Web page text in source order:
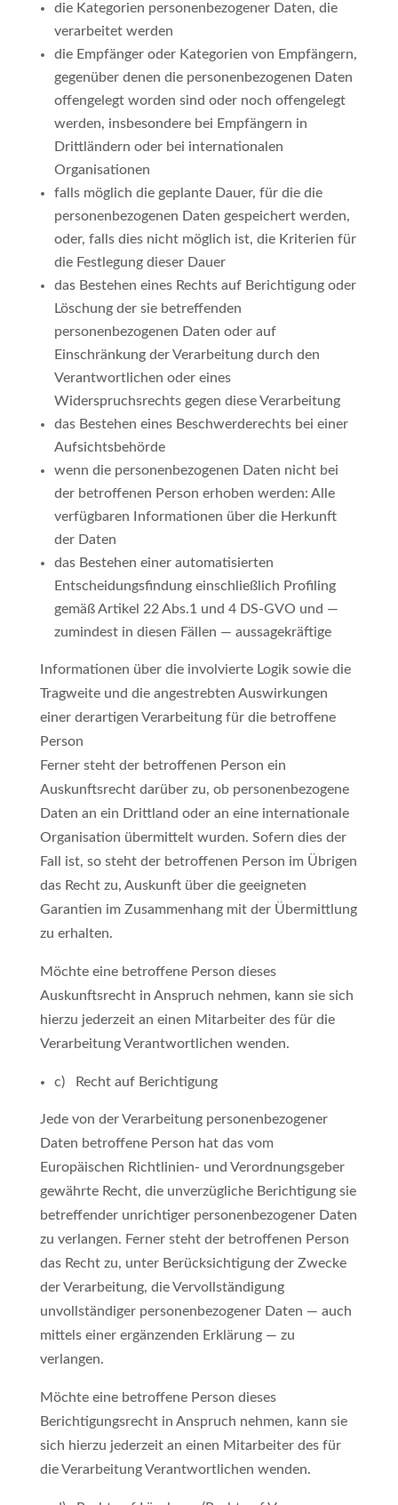
die Kategorien personenbezogener Daten, die
verarbeitet werden
die Empfänger oder Kategorien von Empfängern,
gegenüber denen die personenbezogenen Daten
offengelegt worden sind oder noch offengelegt
werden, insbesondere bei Empfängern in
Drittländern oder bei internationalen
Organisationen
falls möglich die geplante Dauer, für die die
personenbezogenen Daten gespeichert werden,
oder, falls dies nicht möglich ist, die Kriterien für
die Festlegung dieser Dauer
das Bestehen eines Rechts auf Berichtigung oder
Löschung der sie betreffenden
personenbezogenen Daten oder auf
Einschränkung der Verarbeitung durch den
Verantwortlichen oder eines
Widerspruchsrechts gegen diese Verarbeitung
das Bestehen eines Beschwerderechts bei einer
Aufsichtsbehörde
wenn die personenbezogenen Daten nicht bei
der betroffenen Person erhoben werden: Alle
verfügbaren Informationen über die Herkunft
der Daten
das Bestehen einer automatisierten
Entscheidungsfindung einschließlich Profiling
gemäß Artikel 22 Abs.1 und 4 DS-GVO und —
zumindest in diesen Fällen — aussagekräftige
Informationen über die involvierte Logik sowie die
Tragweite und die angestrebten Auswirkungen
einer derartigen Verarbeitung für die betroffene
Person
Ferner steht der betroffenen Person ein
Auskunftsrecht darüber zu, ob personenbezogene
Daten an ein Drittland oder an eine internationale
Organisation übermittelt wurden. Sofern dies der
Fall ist, so steht der betroffenen Person im Übrigen
das Recht zu, Auskunft über die geeigneten
Garantien im Zusammenhang mit der Übermittlung
zu erhalten.
Möchte eine betroffene Person dieses
Auskunftsrecht in Anspruch nehmen, kann sie sich
hierzu jederzeit an einen Mitarbeiter des für die
Verarbeitung Verantwortlichen wenden.
c) Recht auf Berichtigung
Jede von der Verarbeitung personenbezogener
Daten betroffene Person hat das vom
Europäischen Richtlinien- und Verordnungsgeber
gewährte Recht, die unverzügliche Berichtigung sie
betreffender unrichtiger personenbezogener Daten
zu verlangen. Ferner steht der betroffenen Person
das Recht zu, unter Berücksichtigung der Zwecke
der Verarbeitung, die Vervollständigung
unvollständiger personenbezogener Daten — auch
mittels einer ergänzenden Erklärung — zu
verlangen.
Möchte eine betroffene Person dieses
Berichtigungsrecht in Anspruch nehmen, kann sie
sich hierzu jederzeit an einen Mitarbeiter des für
die Verarbeitung Verantwortlichen wenden.